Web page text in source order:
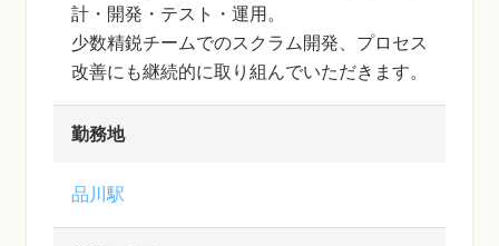
計・開発・テスト・運用。
少数精鋭チームでのスクラム開発、プロセス
改善にも継続的に取り組んでいただきます。
勤務地
品川駅